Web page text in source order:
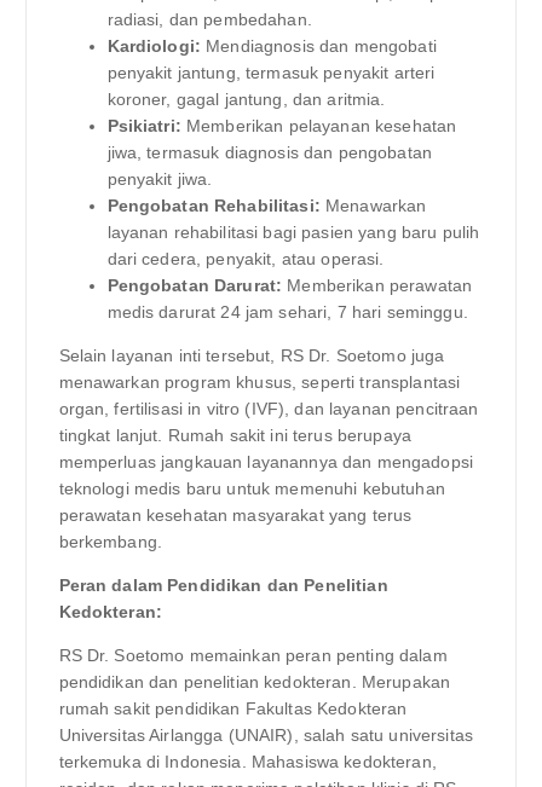
radiasi, dan pembedahan.
Kardiologi: Mendiagnosis dan mengobati
penyakit jantung, termasuk penyakit arteri
koroner, gagal jantung, dan aritmia.
Psikiatri: Memberikan pelayanan kesehatan
jiwa, termasuk diagnosis dan pengobatan
penyakit jiwa.
Pengobatan Rehabilitasi: Menawarkan
layanan rehabilitasi bagi pasien yang baru pulih
dari cedera, penyakit, atau operasi.
Pengobatan Darurat: Memberikan perawatan
medis darurat 24 jam sehari, 7 hari seminggu.
Selain layanan inti tersebut, RS Dr. Soetomo juga
menawarkan program khusus, seperti transplantasi
organ, fertilisasi in vitro (IVF), dan layanan pencitraan
tingkat lanjut. Rumah sakit ini terus berupaya
memperluas jangkauan layanannya dan mengadopsi
teknologi medis baru untuk memenuhi kebutuhan
perawatan kesehatan masyarakat yang terus
berkembang.
Peran dalam Pendidikan dan Penelitian
Kedokteran:
RS Dr. Soetomo memainkan peran penting dalam
pendidikan dan penelitian kedokteran. Merupakan
rumah sakit pendidikan Fakultas Kedokteran
Universitas Airlangga (UNAIR), salah satu universitas
terkemuka di Indonesia. Mahasiswa kedokteran,